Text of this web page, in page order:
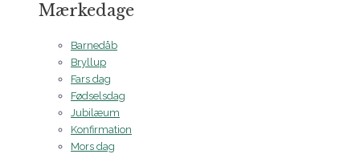
Mærkedage
Barnedåb
Bryllup
Fars dag
Fødselsdag
Jubilæum
Konfirmation
Mors dag